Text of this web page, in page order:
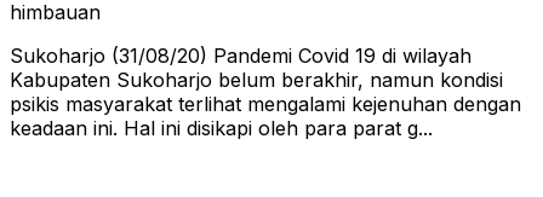
Sukoharjo (31/08/20) Pandemi Covid 19 di wilayah
Kabupaten Sukoharjo belum berakhir, namun kondisi
psikis masyarakat terlihat mengalami kejenuhan dengan
keadaan ini. Hal ini disikapi oleh para parat g...